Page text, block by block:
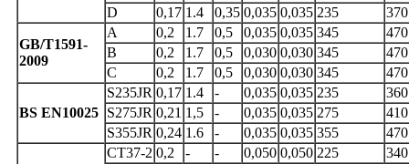
D
0,17 1.4 0,35 0,035 0,035 235 370
GB/T1591-
2009
A 0,2 1.7 0,5 0,035 0,035 345
470
B
0,2 1.7 0,5 0,030 0,030 345
470
C
0,2 1.7 0,5 0,030 0,030 345 470
BS EN10025
S235JR 0,17 1.4 - 0,035 0,035 235
360
S275JR 0,21 1,5 - 0,035 0,035 275
410
S355JR 0,24 1.6 - 0,035 0,035 355 470
СТ37-2 0,2 - - 0,050 0,050 225
340